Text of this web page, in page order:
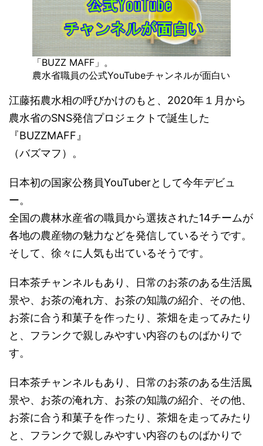
「BUZZ MAFF」。
農水省職員の公式YouTubeチャンネルが面白い
江藤拓農水相の呼びかけのもと、2020年１月から
農水省のSNS発信プロジェクトで誕生した
『BUZZMAFF』
（バズマフ）。
日本初の国家公務員YouTuberとして今年デビュ
ー。
全国の農林水産省の職員から選抜された14チームが
各地の農産物の魅力などを発信しているそうです。
そして、徐々に人気も出ているそうです。
日本茶チャンネルもあり、日常のお茶のある生活風
景や、お茶の淹れ方、お茶の知識の紹介、その他、
お茶に合う和菓子を作ったり、茶畑を走ってみたり
と、フランクで親しみやすい内容のものばかりで
す。
日本茶チャンネルもあり、日常のお茶のある生活風
景や、お茶の淹れ方、お茶の知識の紹介、その他、
お茶に合う和菓子を作ったり、茶畑を走ってみたり
と、フランクで親しみやすい内容のものばかりで